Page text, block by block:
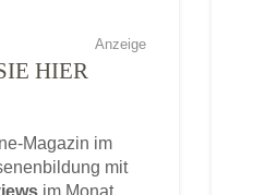
Anzeige
HIER
Magazin im
mit
im Monat.